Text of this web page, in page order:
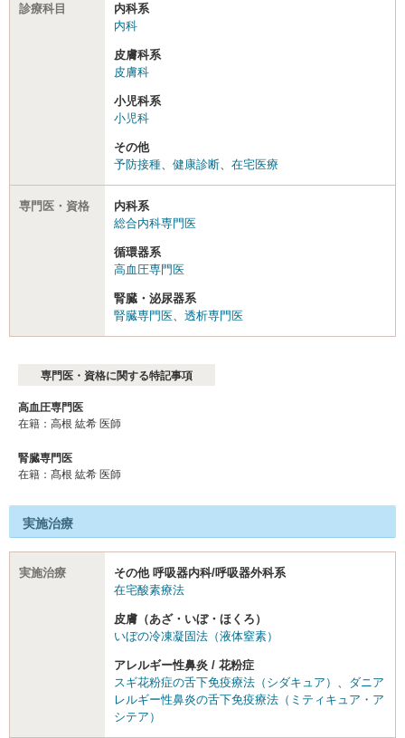
診療科目
内科系
内科
皮膚科系
皮膚科
小児科系
小児科
その他
予防接種
健康診断 在宅医療
専門医・資格
内科系
総合内科専門医
循環器系
高血圧専門医
腎臓・泌尿器系
腎臓専門医
透析専門医
専門医・資格に関する特記事項
高血圧専門医
在籍：高根 紘希 医師
腎臓専門医
在籍：髙根 紘希 医師
実施治療
実施治療
その他 呼吸器内科/呼吸器外科系
在宅酸素療法
皮膚（あざ・いぼ・ほくろ）
いぼの冷凍凝固法（液体窒素）
アレルギー性鼻炎 / 花粉症
スギ花粉症の舌下免疫療法（シダキュア）
ダニア
レルギー性鼻炎の舌下免疫療法（ミティキュア・ア
シテア）